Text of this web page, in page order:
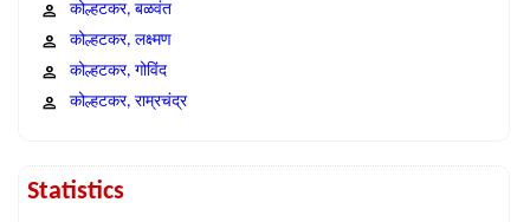
कोल्हटकर, बळवंत
कोल्हटकर, लक्ष्मण
कोल्हटकर, गोविंद
कोल्हटकर, राम्रचंद्र
Statistics